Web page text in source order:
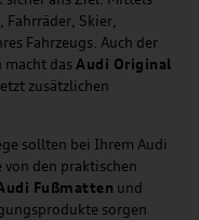
Skier,
Fahrzeugs. Auch der
macht das Audi Original
zusätzlichen
sollten bei Ihrem Audi
den praktischen
Fußmatten und
sorgen